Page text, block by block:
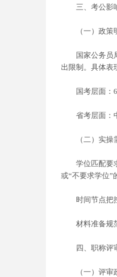
三、考公影响
（一）政策
国家公务员局
出限制。具体表
国考层面：
省考层面：中
（二）实操
学位匹配要求
或“不要求学位”
时间节点把控
材料准备规范
四、职称评审
（一）评审